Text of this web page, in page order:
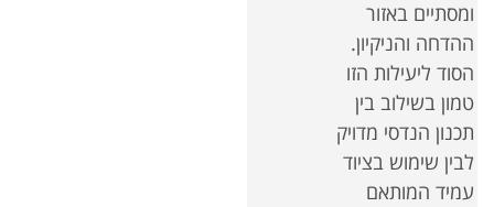
ומסתיים באזור
ההדחה והניקיון.
הסוד ליעילות הזו
טמון בשילוב בין
תכנון הנדסי מדויק
לבין שימוש בציוד
עמיד המותאם